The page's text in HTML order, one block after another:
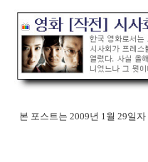
본 포스트는 2009년 1월 29일자